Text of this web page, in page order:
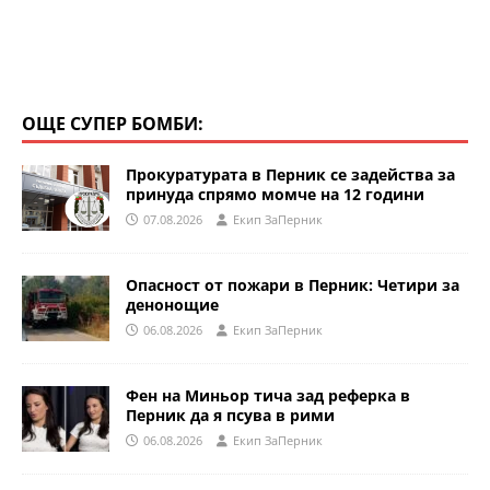
ОЩЕ СУПЕР БОМБИ:
Прокуратурата в Перник се задейства за
принуда спрямо момче на 12 години
07.08.2026 Eкип ЗаПерник
Опасност от пожари в Перник: Четири за
денонощие
06.08.2026 Eкип ЗаПерник
Фен на Миньор тича зад реферка в
Перник да я псува в рими
06.08.2026 Eкип ЗаПерник